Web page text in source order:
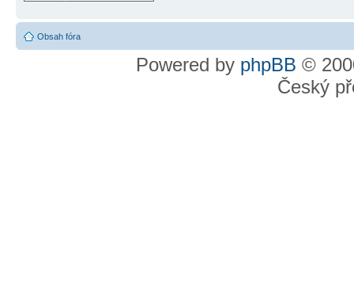
Obsah fóra
Powered by phpBB ©
Český